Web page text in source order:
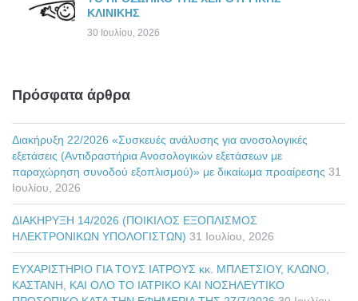
ΚΛΙΝΙΚΗΣ
30 Ιουλίου, 2026
Πρόσφατα άρθρα
Διακήρυξη 22/2026 «Συσκευές ανάλυσης για ανοσολογικές
εξετάσεις (Αντιδραστήρια Ανοσολογικών εξετάσεων με
παραχώρηση συνοδού εξοπλισμού)» με δικαίωμα προαίρεσης 31
Ιουλίου, 2026
ΔΙΑΚΗΡΥΞΗ 14/2026 (ΠΟΙΚΙΛΟΣ ΕΞΟΠΛΙΣΜΟΣ
ΗΛΕΚΤΡΟΝΙΚΩΝ ΥΠΟΛΟΓΙΣΤΩΝ) 31 Ιουλίου, 2026
ΕΥΧΑΡΙΣΤΗΡΙΟ ΓΙΑ ΤΟΥΣ ΙΑΤΡΟΥΣ κκ. ΜΠΛΕΤΣΙΟΥ, ΚΛΩΝΟ,
ΚΑΣΤΑΝΗ, ΚΑΙ ΟΛΟ ΤΟ ΙΑΤΡΙΚΟ ΚΑΙ ΝΟΣΗΛΕΥΤΙΚΟ